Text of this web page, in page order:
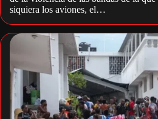
siquiera los aviones, el…